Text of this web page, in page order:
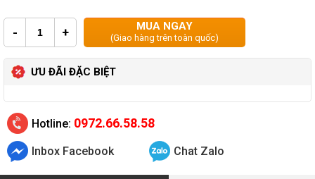
- + MUA NGAY
(Giao hàng trên toàn quốc)
ƯU ĐÃI ĐẶC BIỆT
Hotline: 0972.66.58.58
Inbox Facebook Chat Zalo